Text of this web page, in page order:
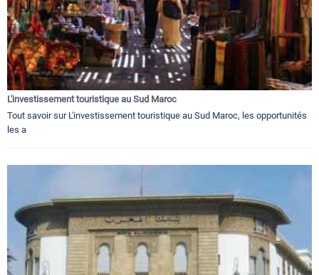
L'investissement touristique au Sud Maroc
Tout savoir sur L'investissement touristique au Sud Maroc, les opportunités
les a